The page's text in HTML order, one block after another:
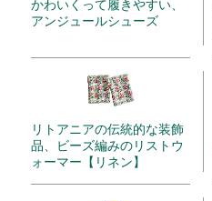
かわいくって履きやすい、
アンジュールシューズ
リトアニアの伝統的な装飾
品、ビーズ編みのリストウ
ォーマー【リネン】